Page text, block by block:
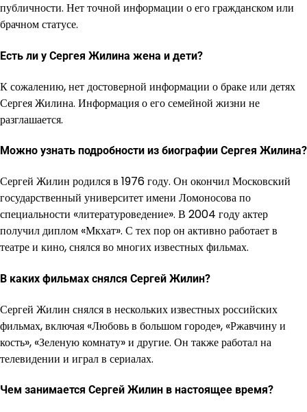
публичности. Нет точной информации о его гражданском или
брачном статусе.
Есть ли у Сергея Жилина жена и дети?
К сожалению, нет достоверной информации о браке или детях
Сергея Жилина. Информация о его семейной жизни не
разглашается.
Можно узнать подробности из биографии Сергея Жилина?
Сергей Жилин родился в 1976 году. Он окончил Московский
государственный университет имени Ломоносова по
специальности «литературоведение». В 2004 году актер
получил диплом «Мкхат». С тех пор он активно работает в
театре и кино, снялся во многих известных фильмах.
В каких фильмах снялся Сергей Жилин?
Сергей Жилин снялся в нескольких известных российских
фильмах, включая «Любовь в большом городе», «Ржавчину и
кость», «Зеленую комнату» и другие. Он также работал на
телевидении и играл в сериалах.
Чем занимается Сергей Жилин в настоящее время?